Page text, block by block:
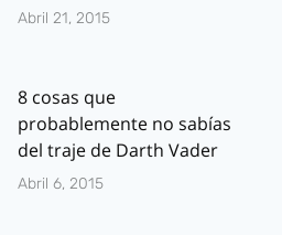
Abril 21, 2015
8 cosas que
probablemente no sabías
del traje de Darth Vader
Abril 6, 2015